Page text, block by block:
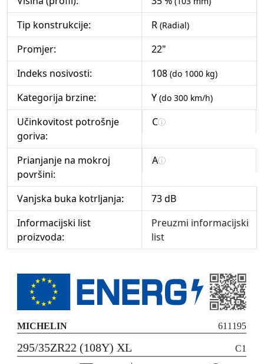
Tip konstrukcije: R (Radial)
Promjer:
22"
Indeks nosivosti:
108 (do 1000 kg)
Kategorija brzine: Y (do 300 km/h)
Učinkovitost potrošnje
goriva:
C
Prianjanje na mokroj
površini:
A
Vanjska buka kotrljanja:
73 dB
Informacijski list
proizvoda:
Preuzmi informacijski
list